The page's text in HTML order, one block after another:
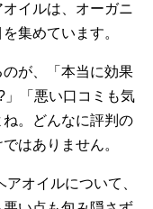
イルは、オーガニ
集めています。
が、「本当に効果
」「悪い口コミも気
。どんなに評判の
はありません。
オイルについて、